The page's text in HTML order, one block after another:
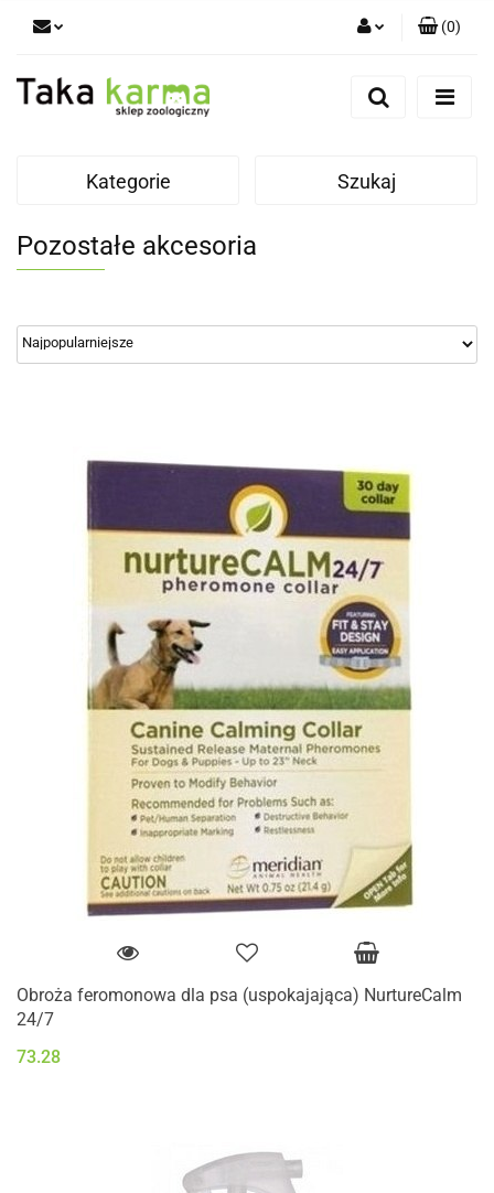
Zaloguj się
Zgody cookies
(0)
Kategorie Szukaj
Pozostałe akcesoria
Obroża feromonowa dla psa (uspokajająca) NurtureCalm
24/7
73.28